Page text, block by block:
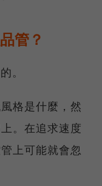
管？
。
格是什麼，然
。在追求速度
上可能就會忽